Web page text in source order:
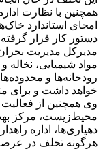
همچنین با نظارت
امحای استاندارد
دستور کار قرار
مدیرکل مدیریت
مواد شیمیایی،
رودخانه‌ها و
خواهد داشت و برای
وی همچنین از
محیط‌زیست، مرکز
دهیاری‌ها، اداره
هرگونه تخلف در